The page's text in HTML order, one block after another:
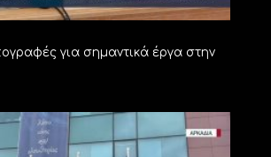
για σημαντικά έργα στην